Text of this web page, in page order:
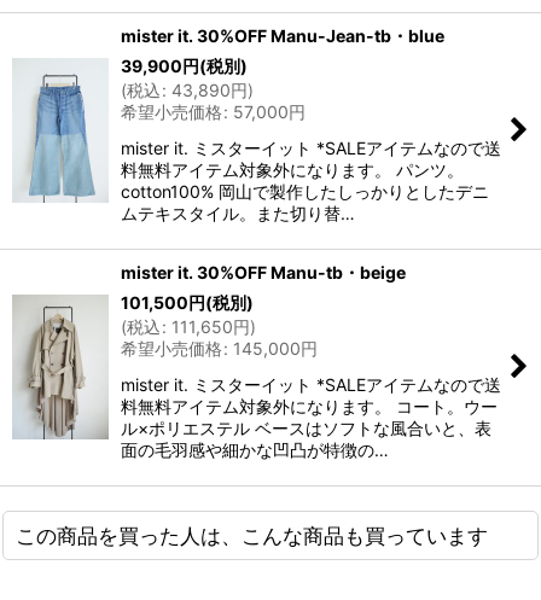
mister it. 30%OFF Manu-Jean-tb・blue
39,900円(税別)
(税込: 43,890円)
希望小売価格: 57,000円
mister it. ミスターイット *SALEアイテムなので送
料無料アイテム対象外になります。 パンツ。
cotton100% 岡山で製作したしっかりとしたデニ
ムテキスタイル。また切り替…
mister it. 30%OFF Manu-tb・beige
101,500円(税別)
(税込: 111,650円)
希望小売価格: 145,000円
mister it. ミスターイット *SALEアイテムなので送
料無料アイテム対象外になります。 コート。ウー
ル×ポリエステル ベースはソフトな風合いと、表
面の毛羽感や細かな凹凸が特徴の…
この商品を買った人は、こんな商品も買っています